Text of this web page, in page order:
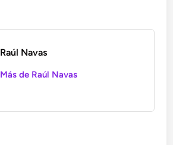
Raúl Navas
Más de Raúl Navas